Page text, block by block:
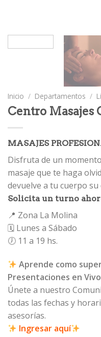
Inicio / Departamentos /
Centro Masajes
MASAJES
Disfruta de un
masaje que te haga
devuelve a tu cuerpo
Solicita un turno
📍 Zona La Molina
🗓️ Lunes a Sábado
🕖 11 a 19 hs.
Aprende como
Presentaciones en
Únete a nuestro
todas las fechas y
asesorías.
Ingresar aquí